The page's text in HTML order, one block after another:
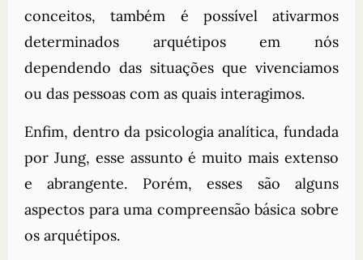
conceitos, também é possível ativarmos
determinados arquétipos em nós
dependendo das situações que vivenciamos
ou das pessoas com as quais interagimos.
Enfim, dentro da psicologia analítica, fundada
por Jung, esse assunto é muito mais extenso
e abrangente. Porém, esses são alguns
aspectos para uma compreensão básica sobre
os arquétipos.